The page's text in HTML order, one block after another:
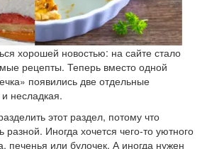
хорошей новостью: на сайте стало
рецепты. Теперь вместо одной
появились две отдельные
несладкая.
этот раздел, потому что
разной. Иногда хочется чего-то уютного
печенья или булочек. А иногда нужен